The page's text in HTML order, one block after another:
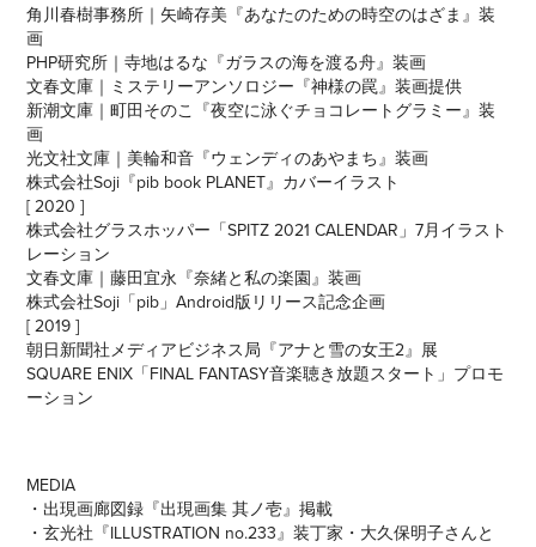
角川春樹事務所 ｜ 矢崎存美『あなたのための時空のはざま』装
画
PHP研究所 ｜寺地はるな『ガラスの海を渡る舟』装画
文春文庫｜ミステリーアンソロジー『神様の罠』装画提供
新潮文庫｜町田そのこ『夜空に泳ぐチョコレートグラミー』装
画
光文社文庫｜美輪和音『ウェンディのあやまち』装画
株式会社Soji『pib book PLANET』カバーイラスト
[ 2020 ]
株式会社グラスホッパー「SPITZ 2021 CALENDAR」7月イラスト
レーション
文春文庫｜藤田宜永『奈緒と私の楽園』装画
株式会社Soji「pib」Android版リリース記念企画
[ 2019 ]
朝日新聞社メディアビジネス局『アナと雪の女王2』展
SQUARE ENIX「FINAL FANTASY音楽聴き放題スタート」プロモ
ーション
MEDIA
・出現画廊図録『出現画集 其ノ壱』掲載
・玄光社『ILLUSTRATION no.233』装丁家・大久保明子さんと